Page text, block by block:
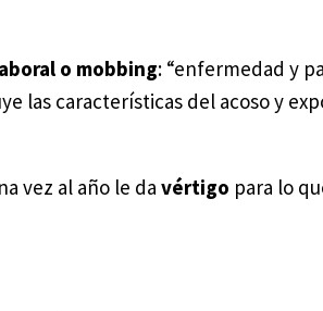
o mobbing: “enfermedad y
las características del acoso y
vez al año le da vértigo para lo